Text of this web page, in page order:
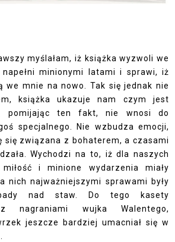
myślałam, iż książka wyzwoli we
minionymi latami i sprawi, iż
we mnie na nowo. Tak się jednak nie
książka ukazuje nam czym jest
pomijając ten fakt, nie wnosi do
specjalnego. Nie wzbudza emocji,
się związana z bohaterem, a czasami
Wychodzi na to, iż dla naszych
i minione wydarzenia miały
nich najważniejszymi sprawami były
nad staw. Do tego kasety
nagraniami wujka Walentego,
jeszcze bardziej umacniał się w